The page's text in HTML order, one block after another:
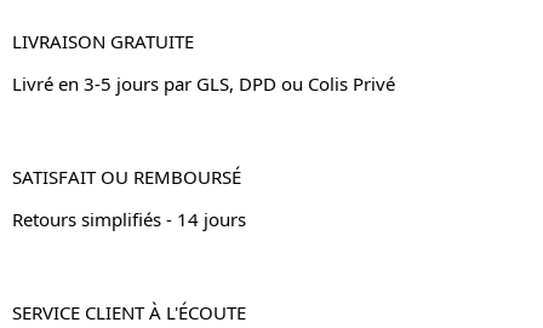
LIVRAISON GRATUITE
Livré en 3-5 jours par GLS, DPD ou Colis Privé
SATISFAIT OU REMBOURSÉ
Retours simplifiés - 14 jours
SERVICE CLIENT À L'ÉCOUTE